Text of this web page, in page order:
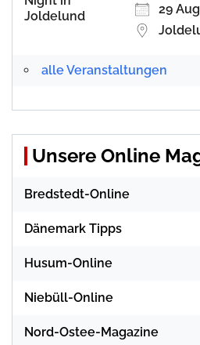
29
alle Veranstaltungen
Unsere Online
Bredstedt-Online
Dänemark Tipps
Husum-Online
Niebüll-Online
Nord-Ostee-Magazine